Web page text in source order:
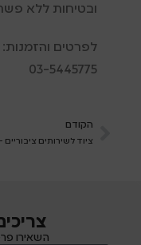
ובטיחות ללא
לפרטים והזמנות:
03-5445775
הקודם
השאירו